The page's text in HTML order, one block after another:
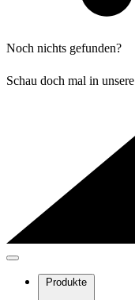
Noch nichts gefunden?
Schau doch mal in unsere
Produkte